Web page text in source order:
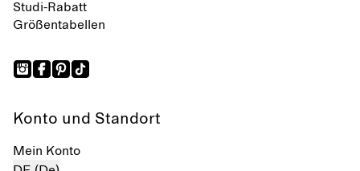
Studi-Rabatt
Größentabellen
Konto und Standort
Mein Konto